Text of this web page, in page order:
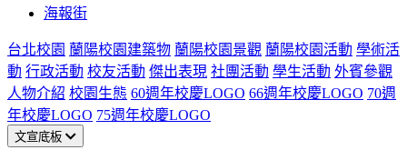
海報街
台北校園 蘭陽校園建築物 蘭陽校園景觀 蘭陽校園活動 學術活
動 行政活動 校友活動 傑出表現 社團活動 學生活動 外賓參觀
人物介紹 校園生態 60週年校慶LOGO 66週年校慶LOGO 70週
年校慶LOGO 75週年校慶LOGO
文宣底板